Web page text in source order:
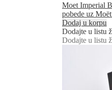
Moet Imperial
pobede uz
Dodaj u korpu
Dodajte u listu
Dodajte u listu